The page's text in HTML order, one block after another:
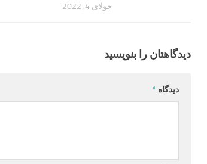
جولای 4, 2022
دیدگاهتان را بنویسید
دیدگاه *